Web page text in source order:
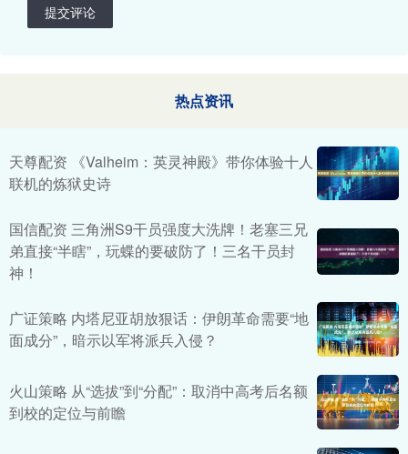
提交评论
热点资讯
天尊配资 《Valheim：英灵神殿》带你体验十人
联机的炼狱史诗
国信配资 三角洲S9干员强度大洗牌！老塞三兄
弟直接“半瞎”，玩蝶的要破防了！三名干员封
神！
广证策略 内塔尼亚胡放狠话：伊朗革命需要“地
面成分”，暗示以军将派兵入侵？
火山策略 从“选拔”到“分配”：取消中高考后名额
到校的定位与前瞻